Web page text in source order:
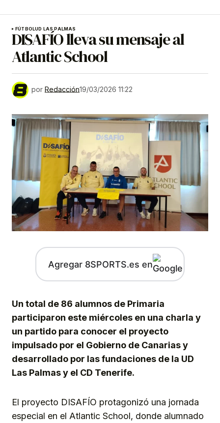
FÚTBOLUD LAS PALMAS
DISAFÍO lleva su mensaje al
Atlantic School
por Redacción19/03/2026 11:22
Agregar 8SPORTS.es en
Un total de 86 alumnos de Primaria
participaron este miércoles en una charla y
un partido para conocer el proyecto
impulsado por el Gobierno de Canarias y
desarrollado por las fundaciones de la UD
Las Palmas y el CD Tenerife.
El proyecto DISAFÍO protagonizó una jornada
especial en el Atlantic School, donde alumnado